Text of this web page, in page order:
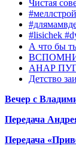
Чистая
#lisichek
А что бы
ВСПОМНИЛ
АНАР
Детство
Вечер с
Передача
Передача